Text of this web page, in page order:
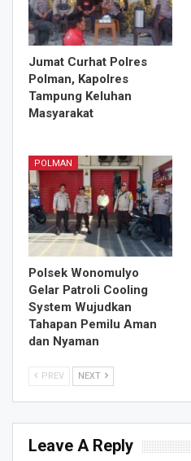
Jumat Curhat Polres
Polman, Kapolres
Tampung Keluhan
Masyarakat
POLMAN
Polsek Wonomulyo
Gelar Patroli Cooling
System Wujudkan
Tahapan Pemilu Aman
dan Nyaman
PREV NEXT
Leave A Reply